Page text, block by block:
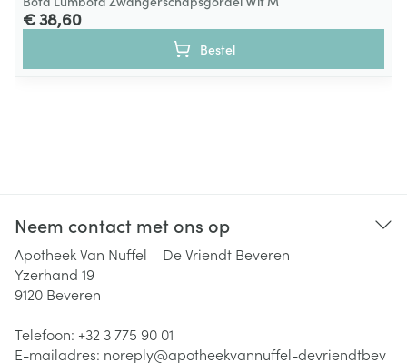
€ 38,60
Bestel
Neem contact met ons op
Apotheek Van Nuffel – De Vriendt Beveren
Yzerhand 19
9120 Beveren
Telefoon: +32 3 775 90 01
E-mailadres: noreply@apotheekvannuffel-devriendtbev